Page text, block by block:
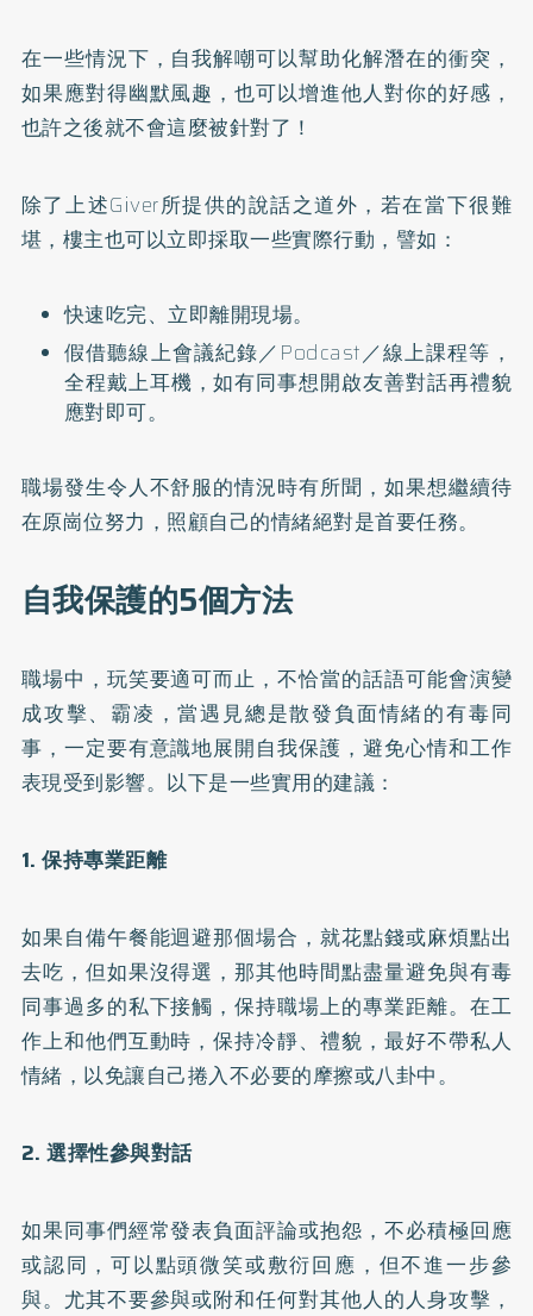
在一些情況下，自我解嘲可以幫助化解潛在的衝突，
如果應對得幽默風趣，也可以增進他人對你的好感，
也許之後就不會這麼被針對了！
除了上述Giver所提供的說話之道外，若在當下很難
堪，樓主也可以立即採取一些實際行動，譬如：
快速吃完、立即離開現場。
假借聽線上會議紀錄／Podcast／線上課程等，
全程戴上耳機，如有同事想開啟友善對話再禮貌
應對即可。
職場發生令人不舒服的情況時有所聞，如果想繼續待
在原崗位努力，照顧自己的情緒絕對是首要任務。
自我保護的5個方法
職場中，玩笑要適可而止，不恰當的話語可能會演變
成攻擊、霸凌，當遇見總是散發負面情緒的有毒同
事，一定要有意識地展開自我保護，避免心情和工作
表現受到影響。以下是一些實用的建議：
1. 保持專業距離
如果自備午餐能迴避那個場合，就花點錢或麻煩點出
去吃，但如果沒得選，那其他時間點盡量避免與有毒
同事過多的私下接觸，保持職場上的專業距離。在工
作上和他們互動時，保持冷靜、禮貌，最好不帶私人
情緒，以免讓自己捲入不必要的摩擦或八卦中。
2. 選擇性參與對話
如果同事們經常發表負面評論或抱怨，不必積極回應
或認同，可以點頭微笑或敷衍回應，但不進一步參
與。尤其不要參與或附和任何對其他人的人身攻擊，